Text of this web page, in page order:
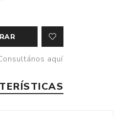
aquí